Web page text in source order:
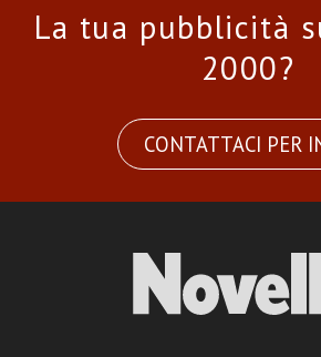
La tua pubblicità
2000?
CONTATTACI PER